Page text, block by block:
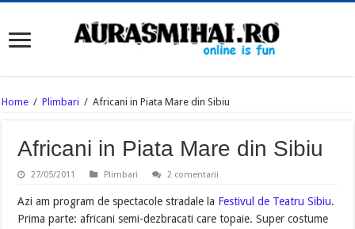
Home / Plimbari / Africani in Piata Mare din Sibiu
Africani in Piata Mare din Sibiu
27/05/2011 Plimbari 2 comentarii
Azi am program de spectacole stradale la Festivul de Teatru Sibiu.
Prima parte: africani semi-dezbracati care topaie. Super costume